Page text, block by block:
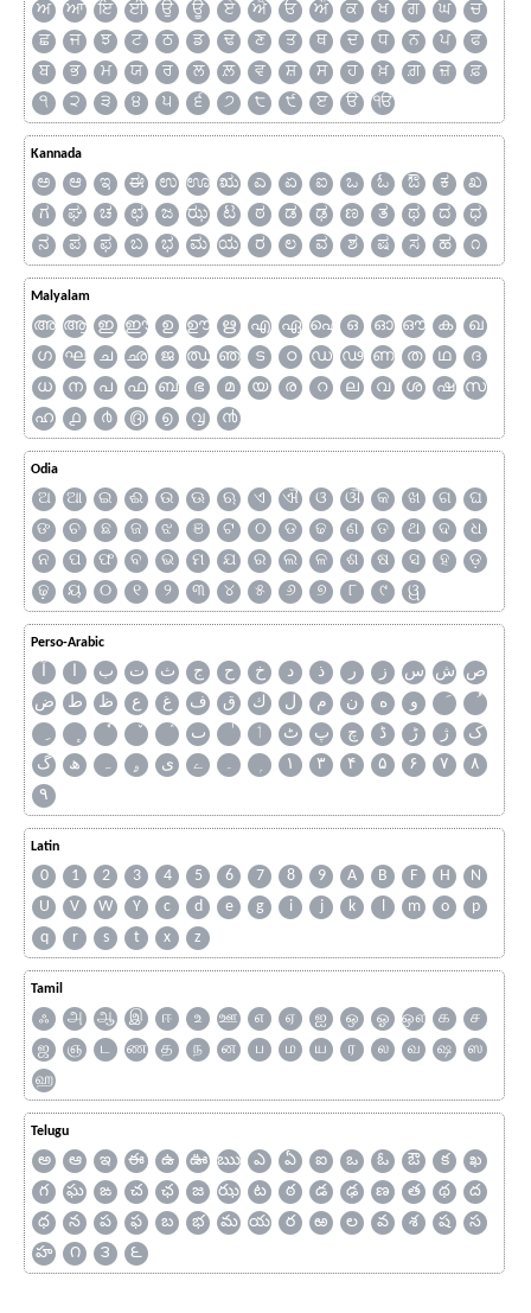
ਅ ਆ ਇ ਈ ਉ ਊ ਏ ਐ ਓ ਔ ਕ ਖ ਗ ਘ
ਚ
ਛ
ਜ ਝ ਟ ਠ ਡ ਢ ਣ ਤ ਥ ਦ ਧ ਨ ਪ
ਫ
ਬ
ਭ ਮ ਯ ਰ ਲ ਲ਼ ਵ ਸ਼ ਸ ਹ ਖ਼ ਗ਼ ਜ਼
ਫ਼
੧
੨ ੩ ੪ ੫ ੬ ੭ ੮ ੯ ੲ ੳ ੴ
Kannada
ಅ ಆ ಇ ಈ ಉ ಊ ಋ ಎ ಏ ಐ ಒ ಓ ಔ ಕ
ಖ
ಗ
ಘ ಚ ಛ ಜ ಝ ಟ ಠ ಡ ಢ ಣ ತ ಥ ದ
ಧ
ನ
ಪ ಫ ಬ ಭ ಮ ಯ ರ ಲ ವ ಶ ಷ ಸ ಹ ೧
Malyalam
അ ആ ഇ ഈ ഉ ഊ ഋ എ ഏ ഐ ഒ ഓ ഔ ക
ഖ
ഗ
ഘ ച ഛ ജ ഝ ഞ ട ഠ ഡ ഢ ണ ത ഥ
ദ
ധ
ന പ ഫ ബ ഭ മ യ ര റ ല വ ശ ഷ
സ
ഹ
൧ ൪ ൫ ൭ ൮ ൯
Odia
ଅ ଆ ଇ ଈ ଉ ଊ ଋ ଏ ଐ ଓ ଔ କ ଖ ଗ
ଘ
ଙ
ଚ ଛ ଜ ଝ ଞ ଟ ଠ ଡ ଢ ଣ ତ ଥ ଦ
ଧ
ନ
ପ ଫ ବ ଭ ମ ଯ ର ଲ ଳ ଶ ଷ ସ ହ
ଡ଼
ଢ଼
ୟ ୦ ୧ ୨ ୩ ୪ ୫ ୬ ୭ ୮ ୯ ୱ
Perso-Arabic
آ ا ب ت ث ج ح خ د ذ ر ز س ش ص
ض
ط ظ ع غ ف ق ك ل م ن ه
و
ٮ
ٲ ٹ پ چ ڈ ڑ ژ
ک
گ
ھ ہ ۄ ی ے ۔ ۱ ۳ ۴ ۵ ۶ ۷
۸
۹
Latin
0 1 2 3 4 5 6 7 8 9 A B F H
N
U
V W Y c d e g i j k l m o
p
q
r s t x z
Tamil
ஃ அ ஆ இ ஈ உ ஊ எ ஏ ஐ ஒ ஓ ஔ க
ச
ஜ
ஞ ட ண த ந ன ப ம ய ர ல வ ஷ
ஸ
ஹ
Telugu
అ ఆ ఇ ఈ ఉ ఊ ఋ ఎ ఏ ఐ ఒ ఓ ఔ క
ఖ
గ
ఘ ఙ చ ఛ జ ఝ ట ఠ డ ఢ ణ త థ
ద
ధ
న ప ఫ బ భ మ య ర ఱ ల వ శ ష
స
హ
౧ ౩ ౬